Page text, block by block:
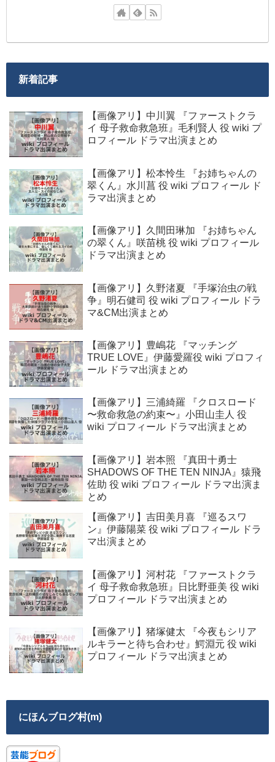
新着記事
【画像アリ】中川翼 『ファーストクラ
イ 母子救命救急班』毛利賢人 役 wiki プ
ロフィール ドラマ出演まとめ
【画像アリ】松本怜生 『お姉ちゃんの
翠くん』水川菖 役 wiki プロフィール ド
ラマ出演まとめ
【画像アリ】久間田琳加 『お姉ちゃん
の翠くん』咲苗桃 役 wiki プロフィール
ドラマ出演まとめ
【画像アリ】久野渚夏 『手塚治虫の戦
争』明石健司 役 wiki プロフィール ドラ
マ&CM出演まとめ
【画像アリ】豊嶋花 『マッチング
TRUE LOVE』伊藤愛羅役 wiki プロフィ
ール ドラマ出演まとめ
【画像アリ】三浦綺羅 『クロスロード
〜救命救急の約束〜』小田山圭人 役
wiki プロフィール ドラマ出演まとめ
【画像アリ】岩本照 『真田十勇士
SHADOWS OF THE TEN NINJA』猿飛
佐助 役 wiki プロフィール ドラマ出演ま
とめ
【画像アリ】吉田美月喜 『巡るスワ
ン』伊藤陽菜 役 wiki プロフィール ドラ
マ出演まとめ
【画像アリ】河村花 『ファーストクラ
イ 母子救命救急班』日比野亜美 役 wiki
プロフィール ドラマ出演まとめ
【画像アリ】猪塚健太 『今夜もシリア
ルキラーと待ち合わせ』鰐淵元 役 wiki
プロフィール ドラマ出演まとめ
にほんブログ村(m)